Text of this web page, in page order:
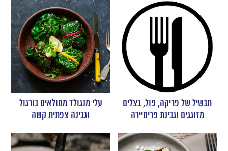
תבשיל של פריקה, פול, בצלים
מזוגגים וגבינת פרימיירה
עלי מנגולד ממולאים בורגול
וגבינה צפתית קשה